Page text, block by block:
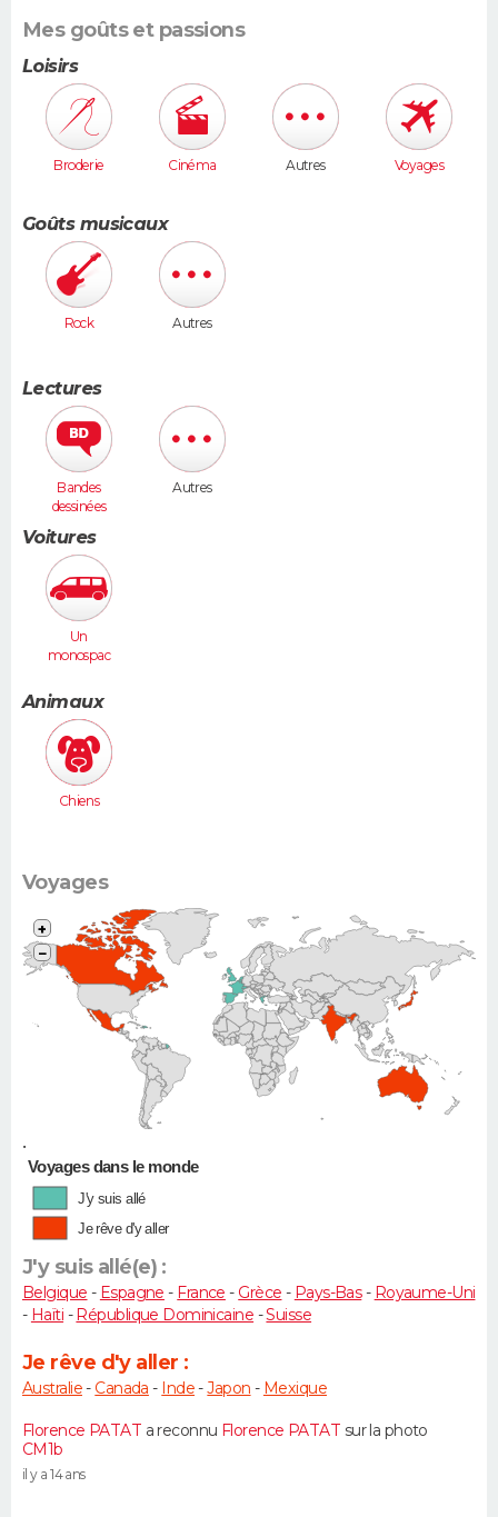
Mes goûts et passions
Loisirs
Broderie Cinéma Autres Voyages
Goûts musicaux
Rock Autres
Lectures
Bandes
dessinées
Autres
Voitures
Un
monospac
Xsara
Picasso...)
Animaux
Chiens
Voyages
•
+
−
Voyages dans le monde
J'y suis allé
Je rêve d'y aller
J'y suis allé(e) :
Belgique - Espagne - France - Grèce - Pays-Bas- Royaume-Uni
- Haïti - République Dominicaine -Suisse
Je rêve d'y aller :
Australie- Canada - Inde-Japon - Mexique
Florence PATAT a reconnu Florence PATAT sur la photo
CM1b
il y a 14 ans